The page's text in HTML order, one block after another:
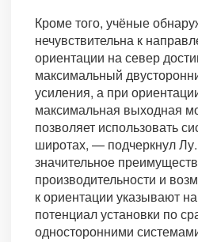
Кроме того, учёные
нечувствительна к
ориентации на север
максимальный
усиления, а при
максимальная выходная
позволяет использовать
широтах, — подчеркнул
значительное
производительности и
к ориентации указывают
потенциал установки по
односторонними